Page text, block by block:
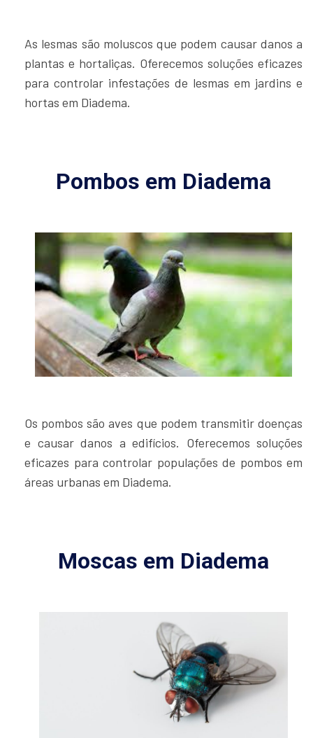
As lesmas são moluscos que podem causar danos a
plantas e hortaliças. Oferecemos soluções eficazes
para controlar infestações de lesmas em jardins e
hortas em Diadema.
Pombos em Diadema
Os pombos são aves que podem transmitir doenças
e causar danos a edifícios. Oferecemos soluções
eficazes para controlar populações de pombos em
áreas urbanas em Diadema.
Moscas em Diadema